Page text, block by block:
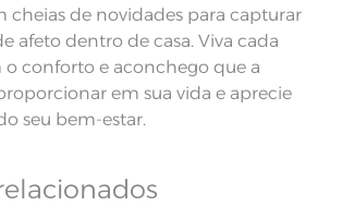
Pode haver pequena variação de
cor, de acordo com a configuração
e modelo do monitor ou do
aparelho celular. Consultar a cor
nas especificações técnicas do
produto.
Nature Jacquard
cheias de novidades para capturar
afeto dentro de casa. Viva cada
conforto e aconchego que a
em sua vida e aprecie
seu bem-estar.